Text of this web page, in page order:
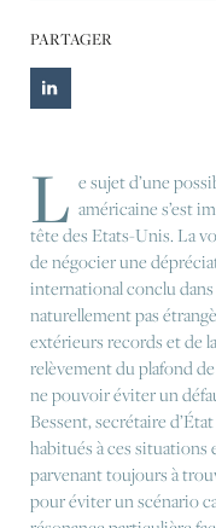
PARTAGER
L e sujet d’une
américaine s’est
tête des Etats-Unis. La
de négocier une
international conclu dans
naturellement pas
extérieurs records et de
relèvement du plafond de
ne pouvoir éviter un
Bessent, secrétaire
habitués à ces situations
parvenant toujours à
pour éviter un scénario